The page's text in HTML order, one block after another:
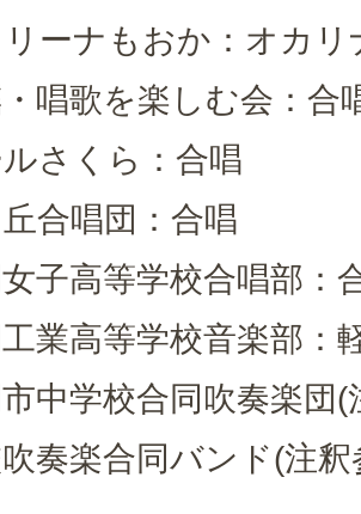
ーナもおか：オカリ
唱歌を楽しむ会：合
さくら：合唱
合唱団：合唱
子高等学校合唱部：
業高等学校音楽部：
中学校合同吹奏楽団(
奏楽合同バンド(注